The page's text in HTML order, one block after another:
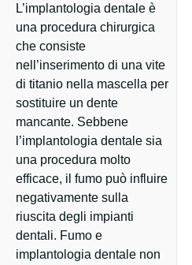
L’implantologia dentale è
una procedura chirurgica
che consiste
nell’inserimento di una vite
di titanio nella mascella per
sostituire un dente
mancante. Sebbene
l’implantologia dentale sia
una procedura molto
efficace, il fumo può influire
negativamente sulla
riuscita degli impianti
dentali. Fumo e
implantologia dentale non